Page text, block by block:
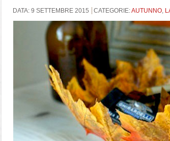
DATA: 9 SETTEMBRE 2015 CATEGORIE:AUTUNNO,